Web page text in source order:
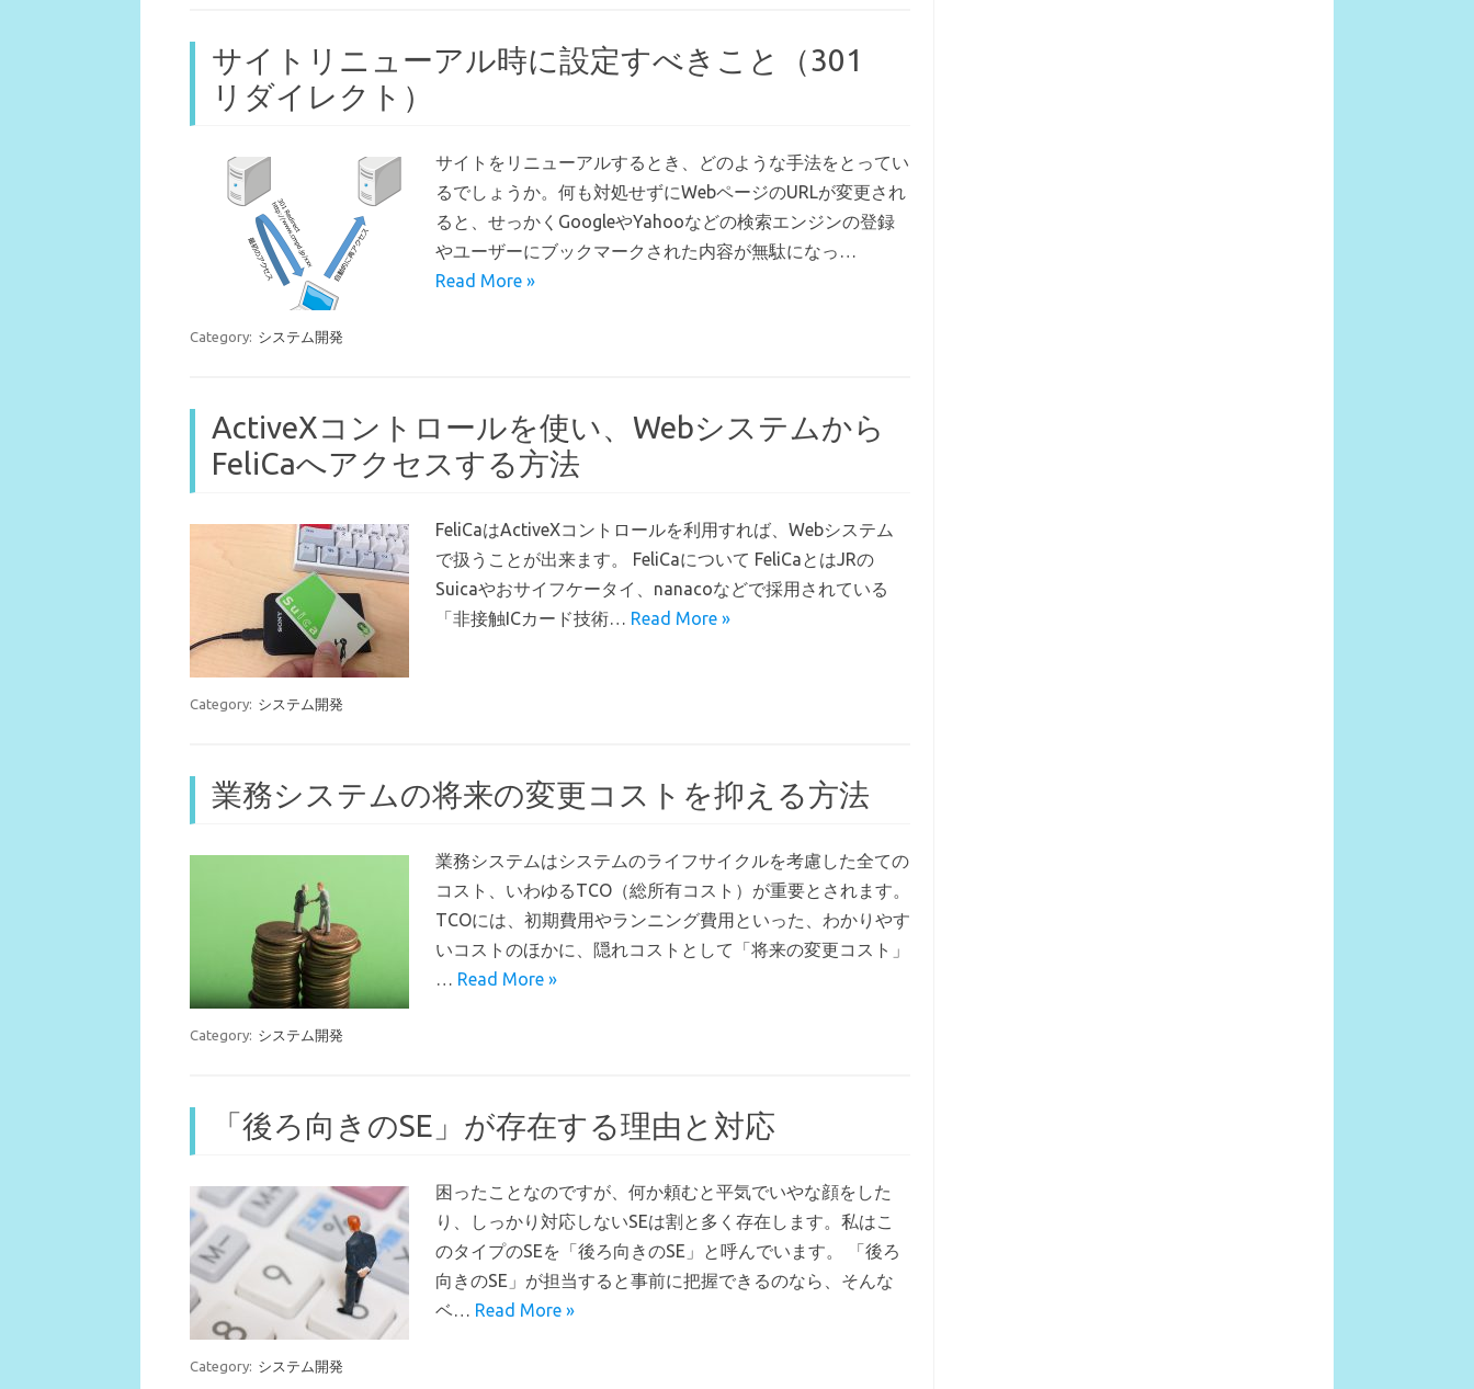
サイトリニューアル時に設定すべきこと（301
リダイレクト）
サイトをリニューアルするとき、どのような手法をとってい
るでしょうか。何も対処せずにWebページのURLが変更され
ると、せっかくGoogleやYahooなどの検索エンジンの登録
やユーザーにブックマークされた内容が無駄になっ…
Read More »
Category: システム開発
ActiveXコントロールを使い、Webシステムから
FeliCaへアクセスする方法
FeliCaはActiveXコントロールを利用すれば、Webシステム
で扱うことが出来ます。 FeliCaについて FeliCaとはJRの
Suicaやおサイフケータイ、nanacoなどで採用されている
「非接触ICカード技術… Read More »
Category: システム開発
業務システムの将来の変更コストを抑える方法
業務システムはシステムのライフサイクルを考慮した全ての
コスト、いわゆるTCO（総所有コスト）が重要とされます。
TCOには、初期費用やランニング費用といった、わかりやす
いコストのほかに、隠れコストとして「将来の変更コスト」
… Read More »
Category: システム開発
「後ろ向きのSE」が存在する理由と対応
困ったことなのですが、何か頼むと平気でいやな顔をした
り、しっかり対応しないSEは割と多く存在します。私はこ
のタイプのSEを「後ろ向きのSE」と呼んでいます。 「後ろ
向きのSE」が担当すると事前に把握できるのなら、そんな
ベ… Read More »
Category: システム開発